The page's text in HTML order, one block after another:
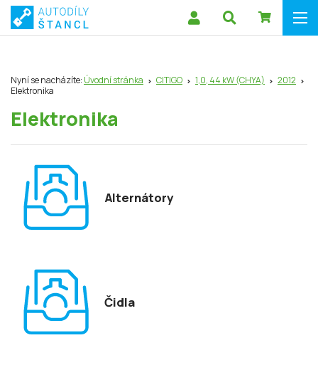
Nyní se nacházíte: Úvodní stránka CITIGO 1,0, 44 kW (CHYA)
2012
Elektronika
Elektronika
Alternátory
Čidla